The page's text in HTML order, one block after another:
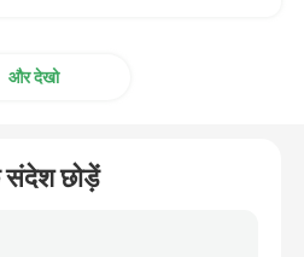
और देखो
छोड़ें